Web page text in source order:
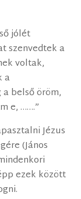
jólét
szenvedtek a
voltak,
a
belső öröm,
e, …….”
Jézus
(János
ezek között